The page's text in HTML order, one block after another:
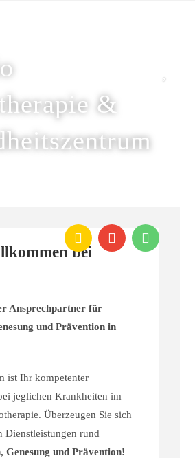
&
bei
Ansprechpartner für
und Prävention in
ist Ihr kompetenter
jeglichen Krankheiten im
Überzeugen Sie sich
Dienstleistungen rund
Genesung und Prävention!